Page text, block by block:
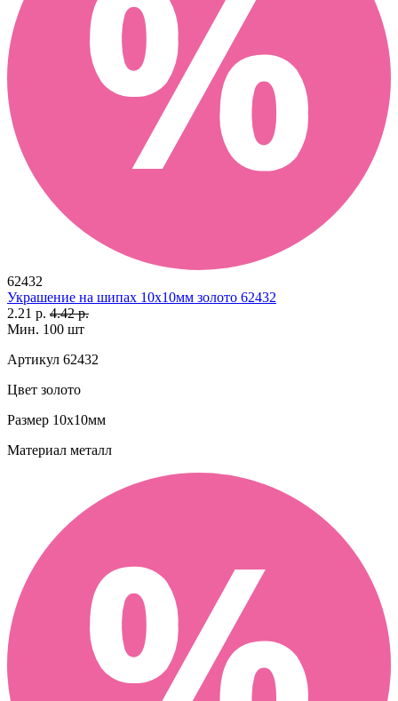
62432
Украшение на шипах 10х10мм золото 62432
2.21 р. 4.42 р.
Мин. 100 шт
Артикул 62432
Цвет золото
Размер 10х10мм
Материал металл